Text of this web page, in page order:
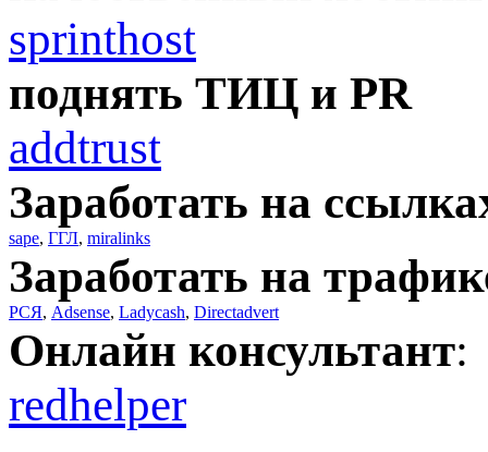
sprinthost
поднять ТИЦ и PR
addtrust
Заработать на
sape, ГГЛ, miralinks
Заработать на
РСЯ, Adsense, Ladycash, Directadvert
Онлайн консультант:
redhelper